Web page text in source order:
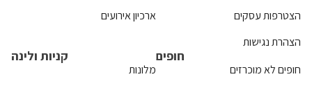
הצטרפות עסקים
הצהרת נגישות
ארכיון אירועים
חופים
חופים לא מוכרזים
קניות ולינה
מלונות